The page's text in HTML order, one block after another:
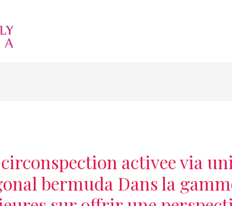
activee via
bermuda Dans la